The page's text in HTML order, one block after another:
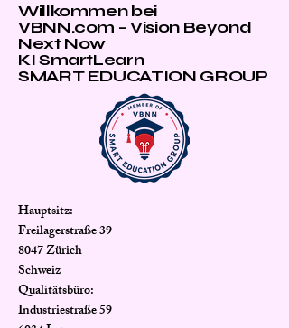
Willkommen bei
VBNN.com – Vision Beyond
Next Now
KI SmartLearn
SMART EDUCATION GROUP
Hauptsitz:
Freilagerstraße 39
8047 Zürich
Schweiz
Qualitätsbüro:
Industriestraße 59